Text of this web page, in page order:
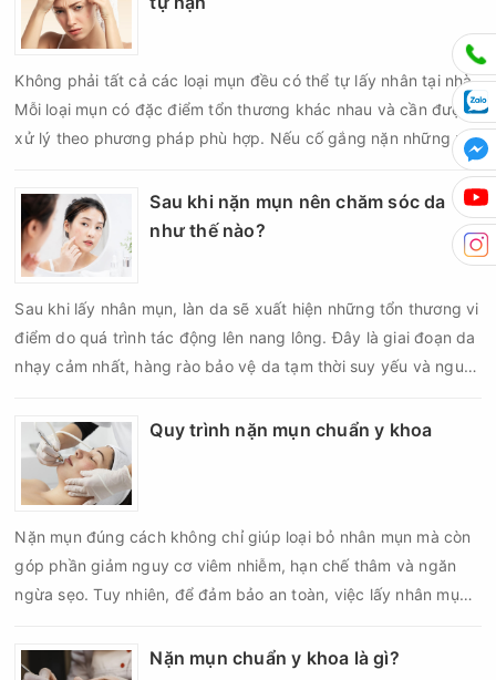
suất lấy nhân mụn không nên áp dụng giống nhau cho mọi
người mà cần dựa trên loại da, tình trạng mụn và khả năng
phục hồi của da.
Không phải tất cả các loại mụn đều có thể tự lấy nhân tại nhà.
Mỗi loại mụn có đặc điểm tổn thương khác nhau và cần được
xử lý theo phương pháp phù hợp. Nếu cố gắng nặn những nốt
mụn không đúng chỉ định, bạn có thể khiến tình trạng viêm trở
nên nghiêm trọng hơn, làm tăng nguy cơ nhiễm trùng, để lại
thâm hoặc sẹo khó phục hồi.
Sau khi nặn mụn nên chăm sóc da
như thế nào?
Sau khi lấy nhân mụn, làn da sẽ xuất hiện những tổn thương vi
điểm do quá trình tác động lên nang lông. Đây là giai đoạn da
nhạy cảm nhất, hàng rào bảo vệ da tạm thời suy yếu và nguy
nếu chăm sóc không đúng cách. Chính vì vậy, việc chăm sóc
da sau nặn mụn không chỉ giúp vùng da hồi phục nhanh hơn
mà còn góp phần giảm nguy cơ tái phát mụn và hạn chế các
biến chứng về sau.
Quy trình nặn mụn chuẩn y khoa
Nặn mụn đúng cách không chỉ giúp loại bỏ nhân mụn mà còn
góp phần giảm nguy cơ viêm nhiễm, hạn chế thâm và ngăn
ngừa sẹo. Tuy nhiên, để đảm bảo an toàn, việc lấy nhân mụn
đủ các bước vô khuẩn và chăm sóc sau điều trị.
Nặn mụn chuẩn y khoa là gì?